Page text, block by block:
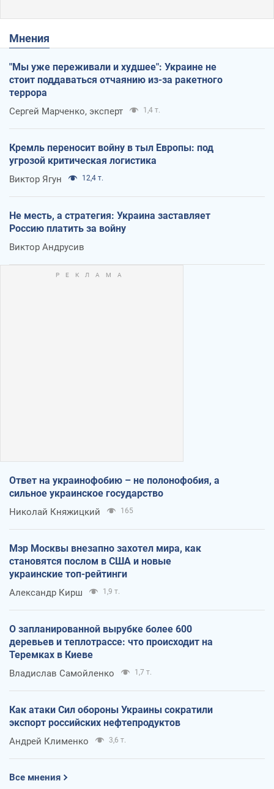
Мнения
"Мы уже переживали и худшее": Украине не
стоит поддаваться отчаянию из-за ракетного
террора
Сергей Марченко, эксперт 1,4 т.
Кремль переносит войну в тыл Европы: под
угрозой критическая логистика
Виктор Ягун 12,4 т.
Не месть, а стратегия: Украина заставляет
Россию платить за войну
Виктор Андрусив
Ответ на украинофобию – не полонофобия, а
сильное украинское государство
Николай Княжицкий 165
Мэр Москвы внезапно захотел мира, как
становятся послом в США и новые
украинские топ-рейтинги
Александр Кирш 1,9 т.
О запланированной вырубке более 600
деревьев и теплотрассе: что происходит на
Теремках в Киеве
Владислав Самойленко 1,7 т.
Как атаки Сил обороны Украины сократили
экспорт российских нефтепродуктов
Андрей Клименко 3,6 т.
Все мнения